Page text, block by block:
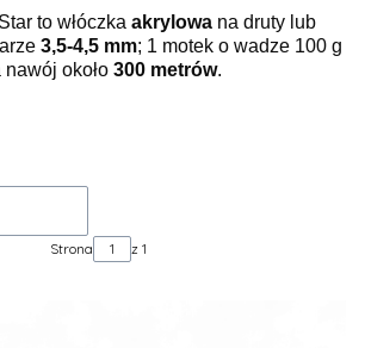
to włóczka akrylowa na druty lub
3,5-4,5 mm; 1 motek o wadze 100 g
nawój około 300 metrów.
Strona z 1